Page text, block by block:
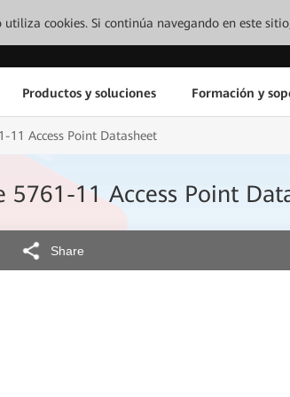
utiliza cookies. Si continúa navegando en este
Productos y soluciones Formación y
11 Access Point Datasheet
5761-11 Access Point
Share